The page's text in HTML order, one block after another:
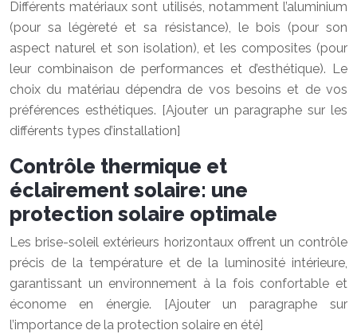
Différents matériaux sont utilisés, notamment l’aluminium
(pour sa légèreté et sa résistance), le bois (pour son
aspect naturel et son isolation), et les composites (pour
leur combinaison de performances et d’esthétique). Le
choix du matériau dépendra de vos besoins et de vos
préférences esthétiques. [Ajouter un paragraphe sur les
différents types d’installation]
Contrôle thermique et
éclairement solaire: une
protection solaire optimale
Les brise-soleil extérieurs horizontaux offrent un contrôle
précis de la température et de la luminosité intérieure,
garantissant un environnement à la fois confortable et
économe en énergie. [Ajouter un paragraphe sur
l’importance de la protection solaire en été]